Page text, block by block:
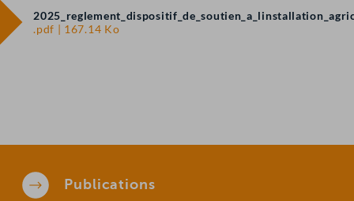
.pdf | 167.14 Ko
Publications